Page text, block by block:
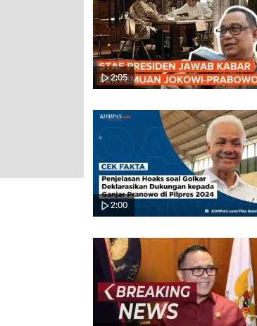
2:05
2:00